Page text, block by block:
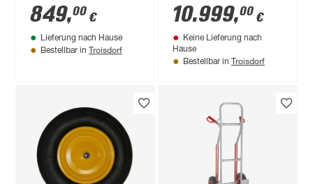
EWB150-100l' 40 V /
6 Ah inklusive Akku
und Ladegerät
849,00 €
Lieferung nach Hause
Bestellbar in Troisdorf
10.999,00 €
Keine Lieferung nach
Hause
Bestellbar in Troisdorf